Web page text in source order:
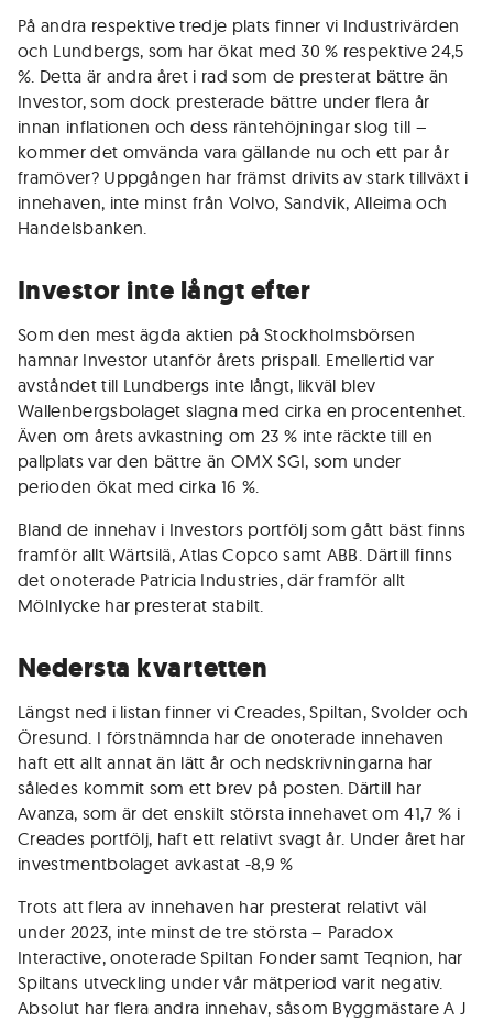
På andra respektive tredje plats finner vi Industrivärden
och Lundbergs, som har ökat med 30 % respektive 24,5
%. Detta är andra året i rad som de presterat bättre än
Investor, som dock presterade bättre under flera år
innan inflationen och dess räntehöjningar slog till –
kommer det omvända vara gällande nu och ett par år
framöver? Uppgången har främst drivits av stark tillväxt i
innehaven, inte minst från Volvo, Sandvik, Alleima och
Handelsbanken.
Investor inte långt efter
Som den mest ägda aktien på Stockholmsbörsen
hamnar Investor utanför årets prispall. Emellertid var
avståndet till Lundbergs inte långt, likväl blev
Wallenbergsbolaget slagna med cirka en procentenhet.
Även om årets avkastning om 23 % inte räckte till en
pallplats var den bättre än OMX SGI, som under
perioden ökat med cirka 16 %.
Bland de innehav i Investors portfölj som gått bäst finns
framför allt Wärtsilä, Atlas Copco samt ABB. Därtill finns
det onoterade Patricia Industries, där framför allt
Mölnlycke har presterat stabilt.
Nedersta kvartetten
Längst ned i listan finner vi Creades, Spiltan, Svolder och
Öresund. I förstnämnda har de onoterade innehaven
haft ett allt annat än lätt år och nedskrivningarna har
således kommit som ett brev på posten. Därtill har
Avanza, som är det enskilt största innehavet om 41,7 % i
Creades portfölj, haft ett relativt svagt år. Under året har
investmentbolaget avkastat -8,9 %
Trots att flera av innehaven har presterat relativt väl
under 2023, inte minst de tre största – Paradox
Interactive, onoterade Spiltan Fonder samt Teqnion, har
Spiltans utveckling under vår mätperiod varit negativ.
Absolut har flera andra innehav, såsom Byggmästare A J